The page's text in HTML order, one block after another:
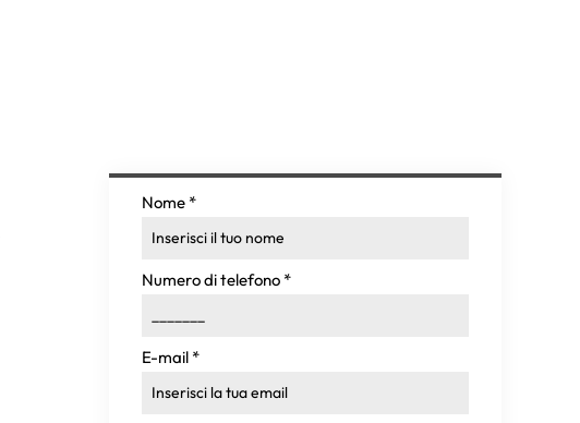
Nome *
Numero di telefono *
E-mail *